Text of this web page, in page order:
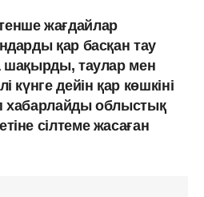
жағдайлар
қар басқан тау
шақырды, таулар мен
күнге дейін қар көшкіні
хабарлайды облыстық
сілтеме жасаған